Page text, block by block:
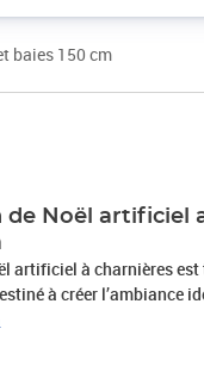
baies 150 cm
de Noël artificiel
artificiel à charnières
à créer l’ambiance
de Noël a une